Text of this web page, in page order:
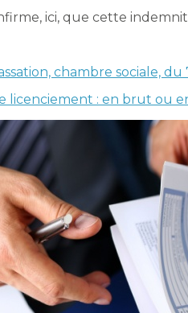
ici, que cette
chambre sociale, du
licenciement : en brut ou